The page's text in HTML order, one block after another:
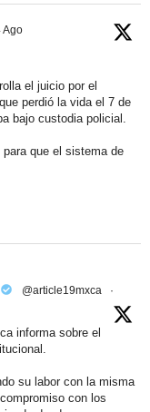
Ago
el juicio por el
perdió la vida el 7 de
bajo custodia policial.
que el sistema de
@article19mxca
·
informa sobre el
su labor con la misma
con los